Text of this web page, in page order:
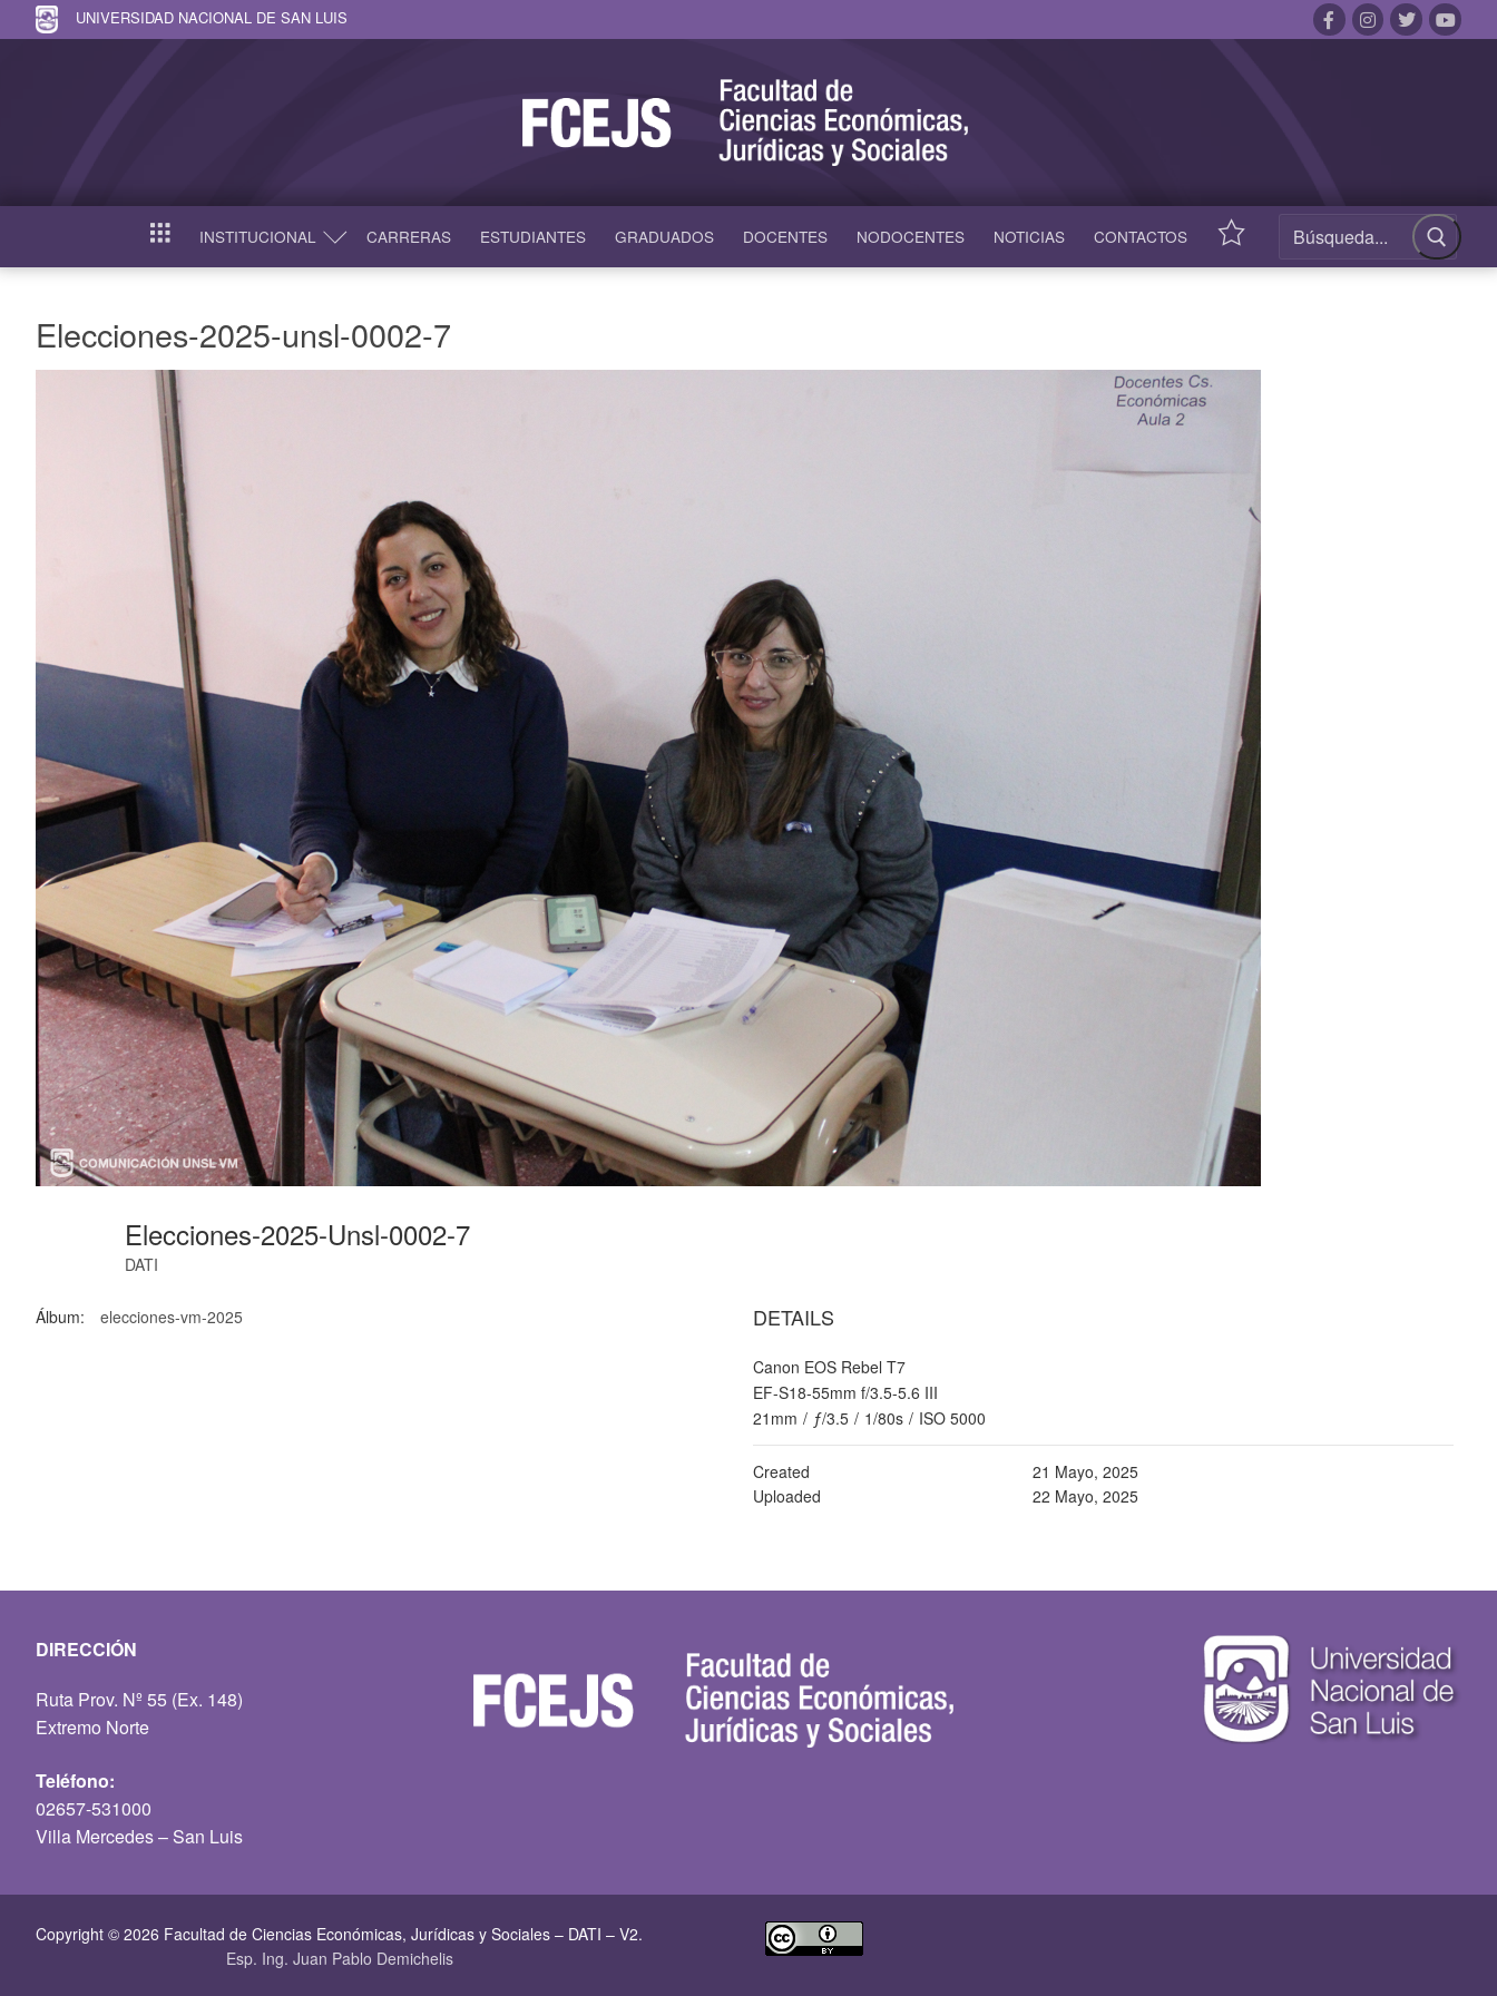
UNIVERSIDAD NACIONAL DE SAN LUIS
INICIO INSTITUCIONAL CARRERAS ESTUDIANTES GRADUADOS DOCENTES NODOCENTES NOTICIAS CONTACTOS ACCESOS
Elecciones-2025-unsl-0002-7
Elecciones-2025-Unsl-0002-7
DATI
Álbum: elecciones-vm-2025 DETAILS
Canon EOS Rebel T7
EF-S18-55mm f/3.5-5.6 III
21mm / ƒ/3.5 / 1/80s / ISO 5000
Created
21 Mayo, 2025
Uploaded
22 Mayo, 2025
DIRECCIÓN
Ruta Prov. Nº 55 (Ex. 148)
Extremo Norte
Teléfono:
02657-531000
Villa Mercedes – San Luis
Copyright © 2026 Facultad de Ciencias Económicas, Jurí­dicas y Sociales – DATI – V2.
Esp. Ing. Juan Pablo Demichelis